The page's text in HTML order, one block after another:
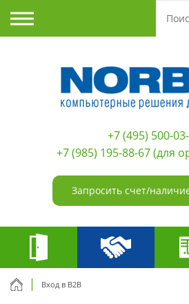
+7 (495) 500-
+7 (985) 195-88-67(для
Запросить счет/
Вход в B2B